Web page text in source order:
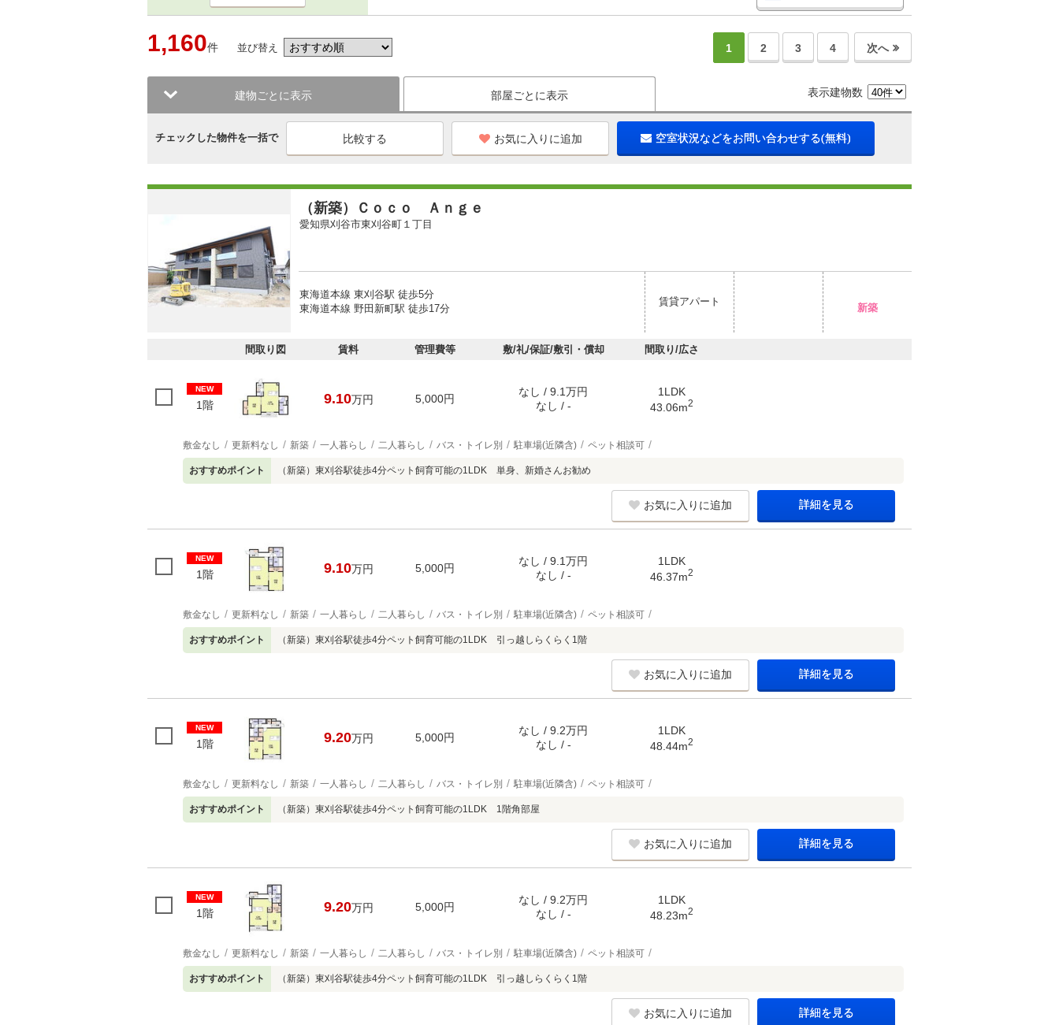
1,160件 並び替え 1 2 3 4 次へ
建物ごとに表示 部屋ごとに表示 表示建物数
チェックした物件を一括で お気に入りに追加 空室状況などをお問い合わせする(無料)
（新築）Ｃｏｃｏ Ａｎｇｅ
愛知県刈谷市東刈谷町１丁目
東海道本線 東刈谷駅 徒歩5分
東海道本線 野田新町駅 徒歩17分
賃貸アパート
新築
間取り図 賃料 管理費等 敷/礼/保証/敷引・償却 間取り/広さ
NEW
1階 9.10万円 5,000円
なし / 9.1万円
なし / -
1LDK
43.06m2
敷金なし 更新料なし 新築 一人暮らし 二人暮らし バス・トイレ別 駐車場(近隣含) ペット相談可
おすすめポイント （新築）東刈谷駅徒歩4分ペット飼育可能の1LDK 単身、新婚さんお勧め
お気に入りに追加 詳細を見る
NEW
1階 9.10万円 5,000円
なし / 9.1万円
なし / -
1LDK
46.37m2
敷金なし 更新料なし 新築 一人暮らし 二人暮らし バス・トイレ別 駐車場(近隣含) ペット相談可
おすすめポイント （新築）東刈谷駅徒歩4分ペット飼育可能の1LDK 引っ越しらくらく1階
お気に入りに追加 詳細を見る
NEW
1階 9.20万円 5,000円
なし / 9.2万円
なし / -
1LDK
48.44m2
敷金なし 更新料なし 新築 一人暮らし 二人暮らし バス・トイレ別 駐車場(近隣含) ペット相談可
おすすめポイント （新築）東刈谷駅徒歩4分ペット飼育可能の1LDK 1階角部屋
お気に入りに追加 詳細を見る
NEW
1階 9.20万円 5,000円
なし / 9.2万円
なし / -
1LDK
48.23m2
敷金なし 更新料なし 新築 一人暮らし 二人暮らし バス・トイレ別 駐車場(近隣含) ペット相談可
おすすめポイント （新築）東刈谷駅徒歩4分ペット飼育可能の1LDK 引っ越しらくらく1階
お気に入りに追加 詳細を見る